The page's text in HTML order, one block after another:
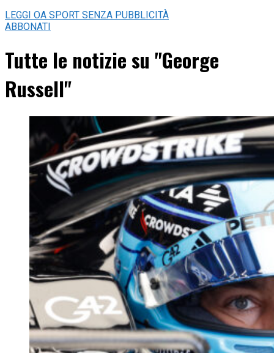
LEGGI OA SPORT SENZA PUBBLICITÀ
ABBONATI
Tutte le notizie su "George
Russell"